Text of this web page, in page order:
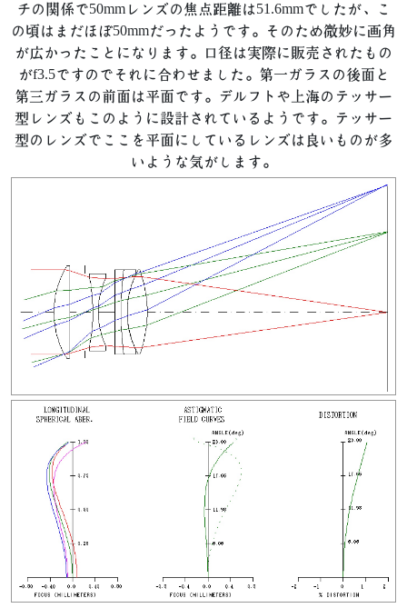
チの関係で50mmレンズの焦点距離は51.6mmでしたが、こ
の頃はまだほぼ50mmだったようです。そのため微妙に画角
が広かったことになります。口径は実際に販売されたもの
がf3.5ですのでそれに合わせました。第一ガラスの後面と
第三ガラスの前面は平面です。デルフトや上海のテッサー
型レンズもこのように設計されているようです。テッサー
型のレンズでここを平面にしているレンズは良いものが多
いような気がします。